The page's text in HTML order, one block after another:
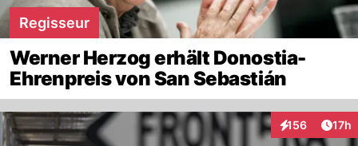
Regisseur
Werner Herzog erhält Donostia-
Ehrenpreis von San Sebastián
156
Interaktionen
17h